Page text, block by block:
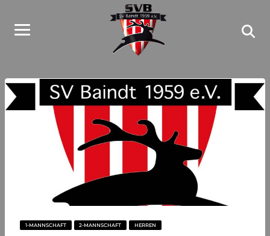
1-MANNSCHAFT 2-MANNSCHAFT HERREN